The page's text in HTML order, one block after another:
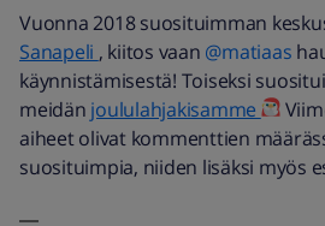
Vuonna 2018 suosituimman
Sanapeli , kiitos vaan @matiaas
käynnistämisestä! Toiseksi
meidän joululahjakisamme
aiheet olivat kommenttien
suosituimpia, niiden lisäksi myös